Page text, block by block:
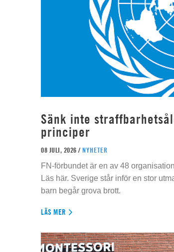
Sänk inte
principer
08 JULI, 2026 / NYHETER
FN-förbundet är en av 48
Läs här. Sverige står inför en stor
barn begår grova brott.
LÄS MER